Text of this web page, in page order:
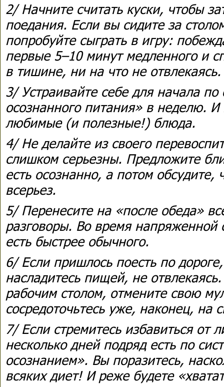
2/ Начните считать куски, чтобы
поедания. Если вы сидите за
попробуйте сыграть в игру:
первые 5–10 минут медленного и
в тишине, ни на что не отвлекаясь.
3/ Устраивайте себе для начала по
осознанного питания» в неделю.
любимые (и полезные!) блюда.
4/ Не делайте из своего
слишком серьезны. Предложите
есть осознанно, а потом обсудите,
всерьез.
5/ Перенесите на «после обеда»
разговоры. Во время напряженной
есть быстрее обычного.
6/ Если пришлось поесть по
насладитесь пищей, не
рабочим столом, отмените свою
сосредоточьтесь уже, наконец, на
7/ Если стремитесь избавиться от
несколько дней подряд есть по
осознанием». Вы поразитесь,
всяких диет! И реже будете